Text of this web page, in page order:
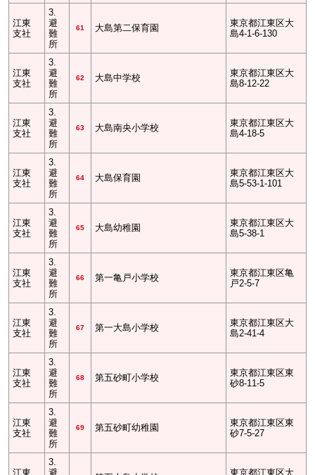
江東
支社
3.
避
難
所
61 大島第二保育園
東京都江東区大
島4-1-6-130
江東
支社
3.
避
難
所
62 大島中学校
東京都江東区大
島8-12-22
江東
支社
3.
避
難
所
63 大島南央小学校
東京都江東区大
島4-18-5
江東
支社
3.
避
難
所
64 大島保育園
東京都江東区大
島5-53-1-101
江東
支社
3.
避
難
所
65 大島幼稚園
東京都江東区大
島5-38-1
江東
支社
3.
避
難
所
66 第一亀戸小学校
東京都江東区亀
戸2-5-7
江東
支社
3.
避
難
所
67 第一大島小学校
東京都江東区大
島2-41-4
江東
支社
3.
避
難
所
68 第五砂町小学校
東京都江東区東
砂8-11-5
江東
支社
3.
避
難
所
69 第五砂町幼稚園
東京都江東区東
砂7-5-27
江東
3.
避
東京都江東区大